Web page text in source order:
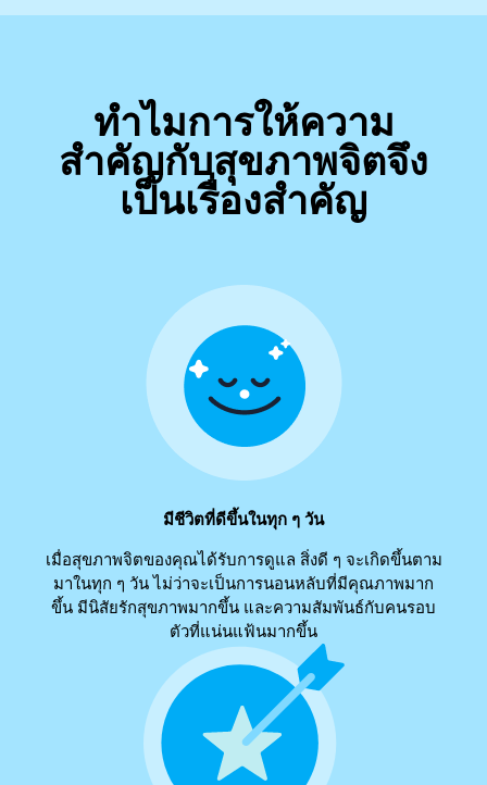
ทำไมการให้ความ
สำคัญกับสุขภาพจิตจึง
เป็นเรื่องสำคัญ
มีชีวิตที่ดีขึ้นในทุก ๆ วัน
เมื่อสุขภาพจิตของคุณได้รับการดูแล สิ่งดี ๆ จะเกิดขึ้นตาม
มาในทุก ๆ วัน ไม่ว่าจะเป็นการนอนหลับที่มีคุณภาพมาก
ขึ้น มีนิสัยรักสุขภาพมากขึ้น และความสัมพันธ์กับคนรอบ
ตัวที่แน่นแฟ้นมากขึ้น